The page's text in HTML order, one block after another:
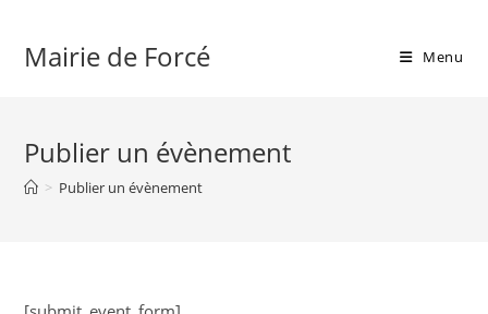
contentMairie de Forcé Menu
Publier un évènement
> Publier un évènement